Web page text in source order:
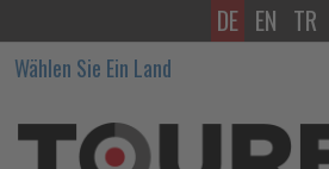
Rabatt
auf
Fahrt
DE EN TR
Wählen Sie Ein Land